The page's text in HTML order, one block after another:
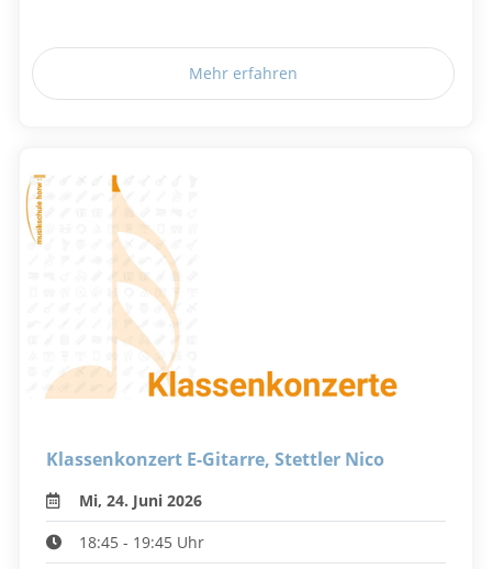
Mehr erfahren
Klassenkonzert E-Gitarre, Stettler Nico
Mi, 24. Juni 2026
18:45 - 19:45 Uhr